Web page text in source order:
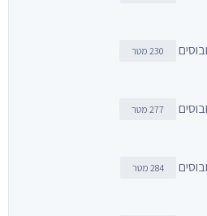
230 מטר
277 מטר
284 מטר